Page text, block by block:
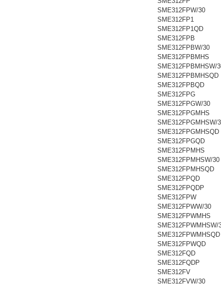
SME312FPW/30
SME312FP1
SME312FP1QD
SME312FPB
SME312FPBW/30
SME312FPBMHS
SME312FPBMHSW/
SME312FPBMHSQD
SME312FPBQD
SME312FPG
SME312FPGW/30
SME312FPGMHS
SME312FPGMHSW/
SME312FPGMHSQD
SME312FPGQD
SME312FPMHS
SME312FPMHSW/30
SME312FPMHSQD
SME312FPQD
SME312FPQDP
SME312FPW
SME312FPWW/30
SME312FPWMHS
SME312FPWMHSW/
SME312FPWMHSQD
SME312FPWQD
SME312FQD
SME312FQDP
SME312FV
SME312FVW/30